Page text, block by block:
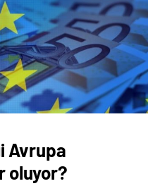
Avrupa
oluyor?